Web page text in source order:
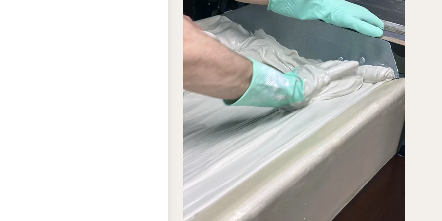
температурному расширению, что
исключает появление трещин на
стыках в процессе эксплуатации;
Пожаробезопасность класса
КМ0:
абсолютно негорючий
природный материал, экологически
чистый и безопасный для жилых
комнат;
Легкость художественной
отделки:плотная, шелковистая
текстура идеальна для точечного
патинирования, деликатного
старения или покрытия золотой
поталью.